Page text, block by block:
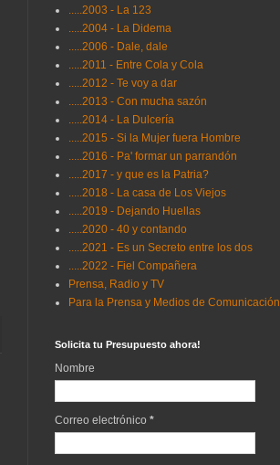
.....2003 - La 123
.....2004 - La Didema
.....2006 - Dale, dale
.....2011 - Entre Cola y Cola
.....2012 - Te voy a dar
.....2013 - Con mucha sazón
.....2014 - La Dulcería
.....2015 - Si la Mujer fuera Hombre
.....2016 - Pa' formar un parrandón
.....2017 - y que es la Patria?
.....2018 - La casa de Los Viejos
.....2019 - Dejando Huellas
.....2020 - 40 y contando
.....2021 - Es un Secreto entre los dos
.....2022 - Fiel Compañera
Prensa, Radio y TV
Para la Prensa y Medios de Comunicación
Solicita tu Presupuesto ahora!
Nombre
Correo electrónico *